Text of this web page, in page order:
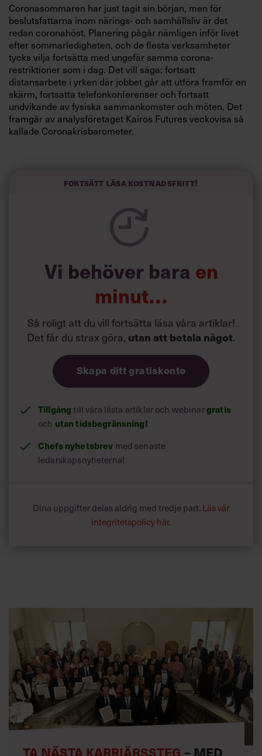
Coronasommaren har just tagit sin början, men för
beslutsfattarna inom närings- och samhällsliv är det
redan coronahöst. Planering pågår nämligen inför livet
efter sommarledigheten, och de flesta verksamheter
tycks vilja fortsätta med ungefär samma corona-
restriktioner som i dag. Det vill säga: fortsatt
distansarbete i yrken där jobbet går att utföra framför en
skärm, fortsatta telefonkonferenser och fortsatt
undvikande av fysiska sammankomster och möten. Det
framgår av analysföretaget Kairos Futures veckovisa så
kallade Coronakrisbarometer.
om situationen och ser tydliga vägar framåt”, menar
Christian Wennerström, analytiker på Kairos, och
”Dock kan vi se att de flesta av våra respondenter
fortfarande befinner sig delvis i krisläge, och bara en
tredjedel betraktar sig efter tre hela månader som helt
Efter semestrarna tänker sig en knapp tredjedel att de
kommer fortsätta att jobba mest på distans, medan lite
under hälften kommer att jobba mest genom att ses
fysiskt. Mycket få tänker sig en arbetssituation där
distansinslagen saknas.
krisen, eller i dess tidiga skede där möten med upp till 500
deltagare var enligt rekommendationerna.
Fortsätt läsa kostnadsfritt!
Vi behöver bara en
minut…
Så roligt att du vill fortsätta läsa våra artiklar!
Det får du strax göra, utan att betala något.
Skapa ditt gratiskonto
Tillgångtill våra låsta artiklar och webinargratis
och utan tidsbegränsning!
Chefs nyhetsbrev med senaste
ledarskapsnyheterna!
Dina uppgifter delas aldrig med tredje part. Läs vår
integritetspolicy här.
TA NÄSTA KARRIÄRSSTEG – MED